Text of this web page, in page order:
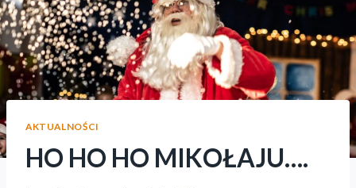
AKTUALNOŚCI
HO HO HO MIKOŁAJU….